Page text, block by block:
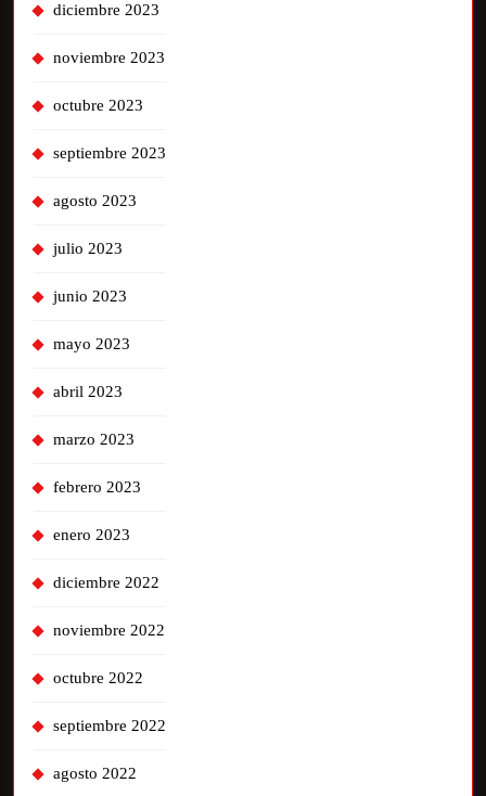
diciembre 2023
noviembre 2023
octubre 2023
septiembre 2023
agosto 2023
julio 2023
junio 2023
mayo 2023
abril 2023
marzo 2023
febrero 2023
enero 2023
diciembre 2022
noviembre 2022
octubre 2022
septiembre 2022
agosto 2022